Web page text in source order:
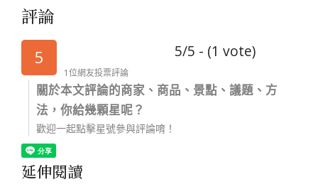
評論
5 5/5 - (1 vote)
1位網友投票評論
關於本文評論的商家、商品、景點、議題、方
法，你給幾顆星呢？
歡迎一起點擊星號參與評論唷！
延伸閱讀